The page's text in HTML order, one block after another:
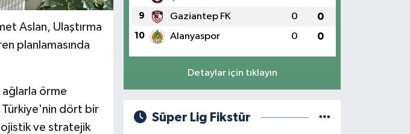
Aslan, Ulaştırma
planlamasında
ağlarla örme
Türkiye'nin dört bir
ve stratejik
9 Gaziantep FK 0 0
10 Alanyaspor 0 0
Detaylar için tıklayın
Süper Lig Fikstür